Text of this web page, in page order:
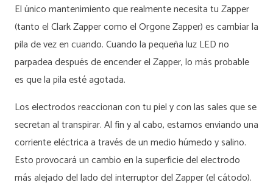
El único mantenimiento que realmente necesita tu Zapper
(tanto el Clark Zapper como el Orgone Zapper) es cambiar la
pila de vez en cuando. Cuando la pequeña luz LED no
parpadea después de encender el Zapper, lo más probable
es que la pila esté agotada.
Los electrodos reaccionan con tu piel y con las sales que se
secretan al transpirar. Al fin y al cabo, estamos enviando una
corriente eléctrica a través de un medio húmedo y salino.
Esto provocará un cambio en la superficie del electrodo
más alejado del lado del interruptor del Zapper (el cátodo).